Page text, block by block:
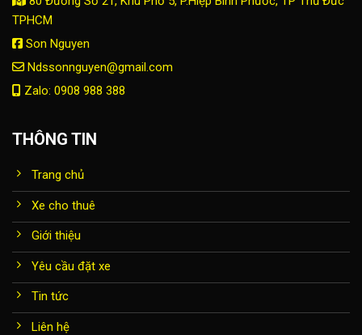
TPHCM
Son Nguyen
Ndssonnguyen@gmail.com
Zalo: 0908 988 388
THÔNG TIN
Trang chủ
Xe cho thuê
Giới thiệu
Yêu cầu đặt xe
Tin tức
Liên hệ